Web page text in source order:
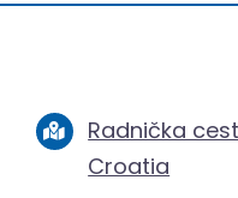
Radnička
Croatia